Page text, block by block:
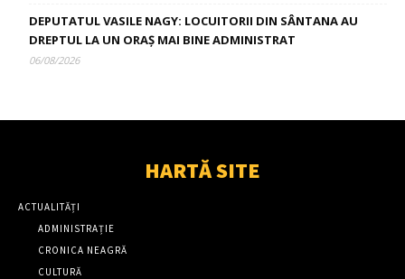
DEPUTATUL VASILE NAGY: LOCUITORII DIN SÂNTANA AU
DREPTUL LA UN ORAȘ MAI BINE ADMINISTRAT
06/08/2026
HARTĂ SITE
ACTUALITĂȚI
ADMINISTRAȚIE
CRONICA NEAGRĂ
CULTURĂ